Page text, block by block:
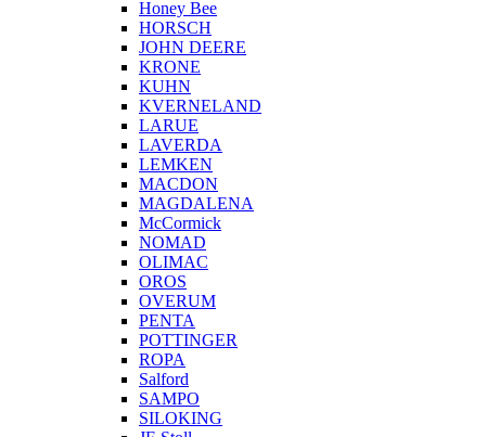
Honey Bee
HORSCH
JOHN DEERE
KRONE
KUHN
KVERNELAND
LARUE
LAVERDA
LEMKEN
MACDON
MAGDALENA
McCormick
NOMAD
OLIMAC
OROS
OVERUM
PENTA
POTTINGER
ROPA
Salford
SAMPO
SILOKING